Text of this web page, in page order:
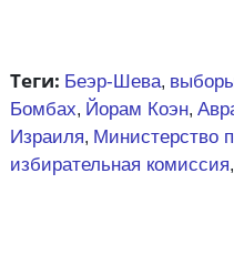
Теги: Беэр-Шева,
Бомбах, Йорам Коэн,
Израиля, Министерство
избирательная комиссия,